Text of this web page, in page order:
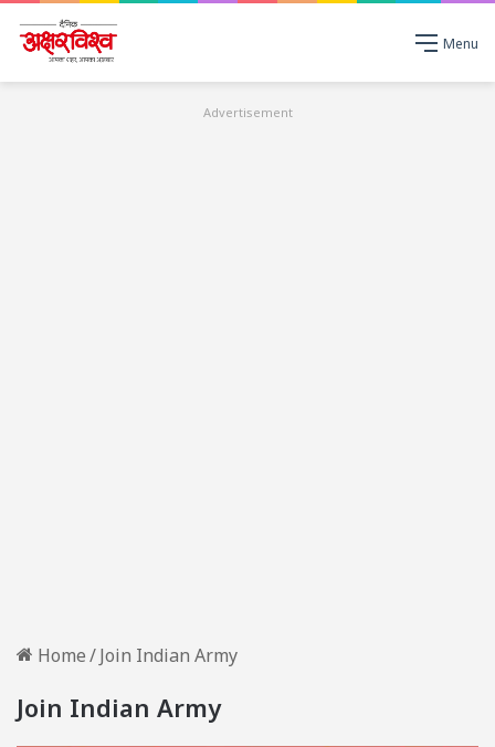
Menu
Advertisement
Home/Join Indian Army
Join Indian Army